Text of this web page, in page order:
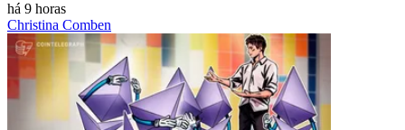
há 9 horas
Christina Comben